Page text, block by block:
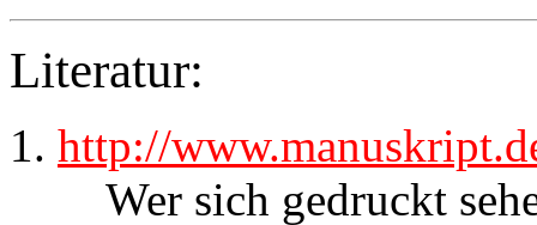
Literatur:
http://
Wer sich gedruckt